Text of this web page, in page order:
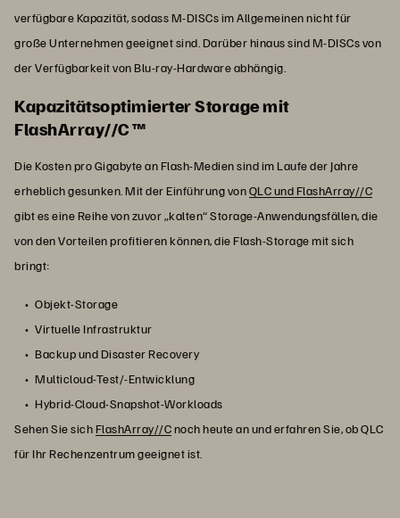
verfügbare Kapazität, sodass M-DISCs im Allgemeinen nicht für
große Unternehmen geeignet sind. Darüber hinaus sind M-DISCs von
der Verfügbarkeit von Blu-ray-Hardware abhängig.
Kapazitätsoptimierter Storage mit
FlashArray//C ™
Die Kosten pro Gigabyte an Flash-Medien sind im Laufe der Jahre
erheblich gesunken. Mit der Einführung vonQLC und FlashArray//C
gibt es eine Reihe von zuvor „kalten“ Storage-Anwendungsfällen, die
von den Vorteilen profitieren können, die Flash-Storage mit sich
bringt:
Objekt-Storage
Virtuelle Infrastruktur
Backup und Disaster Recovery
Multicloud-Test/-Entwicklung
Hybrid-Cloud-Snapshot-Workloads
Sehen Sie sichFlashArray//Cnoch heute an und erfahren Sie, ob QLC
für Ihr Rechenzentrum geeignet ist.